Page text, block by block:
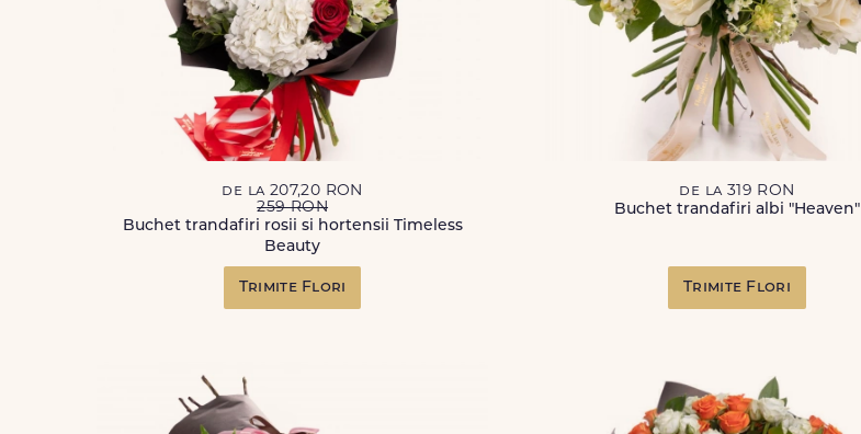
de la 207,20 RON
259 RON
Buchet trandafiri rosii si hortensii Timeless
Beauty
Trimite Flori
de la 319 RON
Buchet trandafiri albi "Heaven"
Trimite Flori